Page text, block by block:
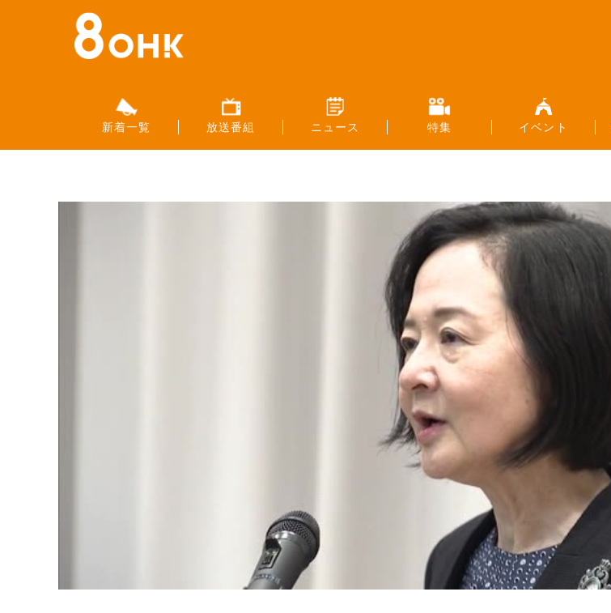
新着一覧 放送番組 ニュース 特集 イベント